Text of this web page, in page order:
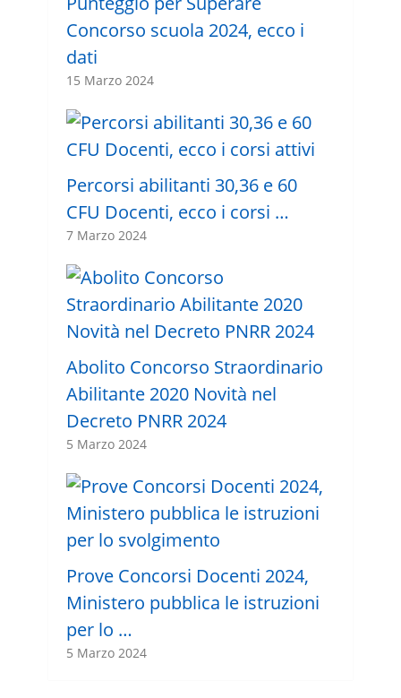
Concorso scuola 2024, ecco i
dati
15 Marzo 2024
Percorsi abilitanti 30,36 e 60
CFU Docenti, ecco i corsi …
7 Marzo 2024
Abolito Concorso Straordinario
Abilitante 2020 Novità nel
Decreto PNRR 2024
5 Marzo 2024
Prove Concorsi Docenti 2024,
Ministero pubblica le istruzioni
per lo …
5 Marzo 2024